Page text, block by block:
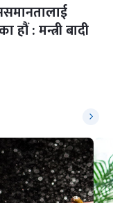
हौं : मन्त्री बादी